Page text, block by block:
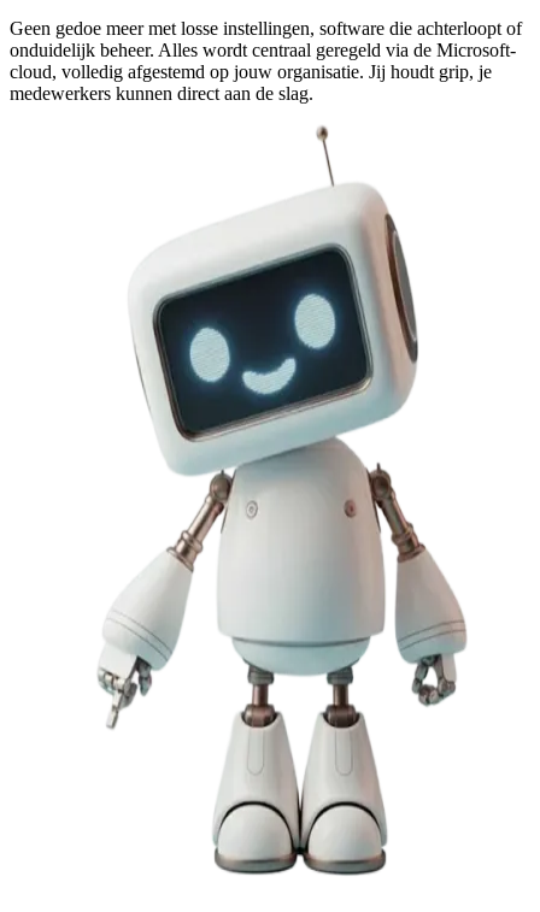
Geen gedoe meer met losse instellingen, software die achterloopt of
onduidelijk beheer. Alles wordt centraal geregeld via de Microsoft-
cloud, volledig afgestemd op jouw organisatie. Jij houdt grip, je
medewerkers kunnen direct aan de slag.